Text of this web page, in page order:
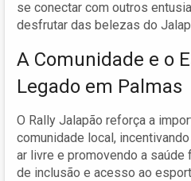
se conectar com outros
desfrutar das belezas do
A Comunidade e o
Legado em Palmas
O Rally Jalapão reforça a
comunidade local,
ar livre e promovendo a
de inclusão e acesso ao